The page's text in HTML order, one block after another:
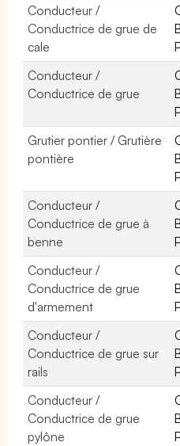
Conducteur /
Conductrice de grue de
cale
Conducteur /
Conductrice de grue
Grutier pontier / Grutière
pontière
Conducteur /
Conductrice de grue à
benne
Conducteur /
Conductrice de grue
d'armement
Conducteur /
Conductrice de grue sur
rails
Conducteur /
Conductrice de grue
pylône